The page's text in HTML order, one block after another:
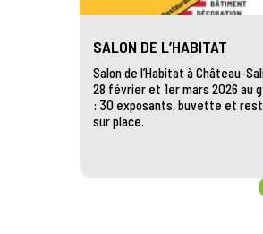
SALON DE L’HABITAT
Salon de l’Habitat à Château-
28 février et 1er mars 2026 au
: 30 exposants, buvette et
sur place.